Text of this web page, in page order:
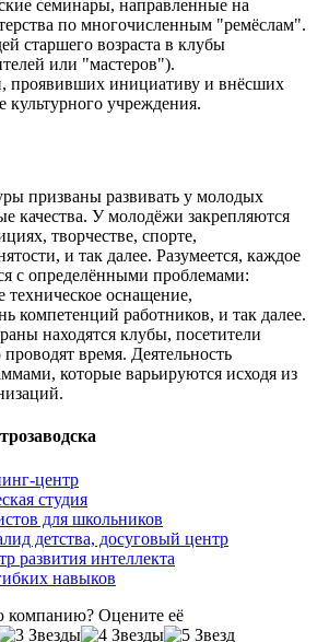
семинары, направленные на
по многочисленным "ремёслам".
старшего возраста в клубы
или "мастеров").
проявивших инициативу и внёсших
культурного учреждения.
призваны развивать у молодых
качества. У молодёжи закрепляются
творчестве, спорте,
и так далее. Разумеется, каждое
с определёнными проблемами:
техническое оснащение,
компетенций работников, и так далее.
находятся клубы, посетители
время. Деятельность
которые варьируются исходя из
центр
студия
для школьников
детства, досуговый центр
развития интеллекта
навыков
компанию? Оцените её